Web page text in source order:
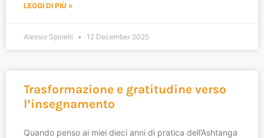
LEGGI DI PIÙ »
Alessio Spinelli 12 December 2025
Trasformazione e gratitudine verso
l’insegnamento
Quando penso ai miei dieci anni di pratica dell’Ashtanga